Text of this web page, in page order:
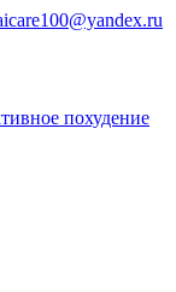
похудение